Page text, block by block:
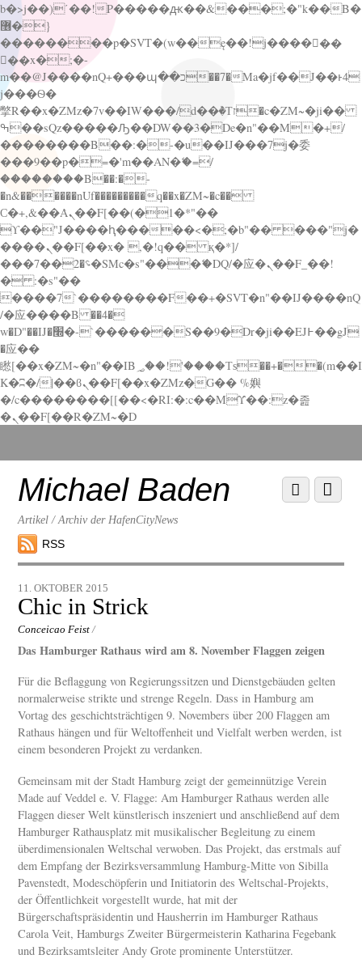
b�>j��)΄��!P�����ԫ��&���;�"k��B�
޶�}
��������p�SVT�(w��ę��!j������
��x�;�-
m��@J����nQ+���պ��כ��7�Ma�jf��J��ͱ4
j���Ѳ�
撆R��x�ZMz�7v��IW���/d��ٞ�Тז�c�ZM~�ji��
ߒ��sQz�����Ԡ��DW��3�De�n"��M�+/
��������B��:�-�u��IJ���7j�委
���9��p�=�'m��AN�ޭ�=/
��������B��:�-
�n&������nUf���������q��x�ZM~�c��
Ϲ�+,&��Ὰܢ��F[��(�1�*"��
ϒ��"J����ԧ�����<�;�b"�� ���"j�
����ܢ��F[��x� ,�!q�� қ�*]/
���؝�2��7�SMc�s"���ޭ�DQ/�应�ܢ��F_��!
� :�s"��
����7`��������F��+�SVT�n"��IJ����nQ
/�应����B ��4�
w�D"��IJ�׭�-`������S��9�Dr�ji��EJ߅��gJ
�应��
矁[��x�ZM~�n"��IB؃��!'����Тѕ��+��(m��I
K�ʭ�/|��ϐܢ��F[��x�ZMz�G�� %嬩
�/c��������[[��<�RI:�:c��MΎ��:z�졾
�ܢ��F[��R�ZM~�D
down
contentMichael Baden
Artikel / Archiv der HafenCityNews
RSS
Menu
Scroll
down
11. OKTOBER 2015
Chic in Strick
Conceicao Feist /
Das Hamburger Rathaus wird am 8. November Flaggen zeigen
Für die Beflaggung von Regierungssitzen und Dienstgebäuden gelten
normalerweise strikte und strenge Regeln. Dass in Hamburg am
Vortag des geschichtsträchtigen 9. Novembers über 200 Flaggen am
Rathaus hängen und für Weltoffenheit und Vielfalt werben werden, ist
einem besonderen Projekt zu verdanken.
Gemeinsam mit der Stadt Hamburg zeigt der gemeinnützige Verein
Made auf Veddel e. V. Flagge: Am Hamburger Rathaus werden alle
Flaggen dieser Welt künstlerisch inszeniert und anschließend auf dem
Hamburger Rathausplatz mit musikalischer Begleitung zu einem
überdimensionalen Weltschal verwoben. Das Projekt, das erstmals auf
dem Empfang der Bezirksversammlung Hamburg-Mitte von Sibilla
Pavenstedt, Modeschöpferin und Initiatorin des Weltschal-Projekts,
der Öffentlichkeit vorgestellt wurde, hat mit der
Bürgerschaftspräsidentin und Hausherrin im Hamburger Rathaus
Carola Veit, Hamburgs Zweiter Bürgermeisterin Katharina Fegebank
und Bezirksamtsleiter Andy Grote prominente Unterstützer.